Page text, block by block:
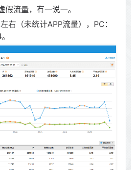
流量，有一说一。
右（未统计APP流量），PC：